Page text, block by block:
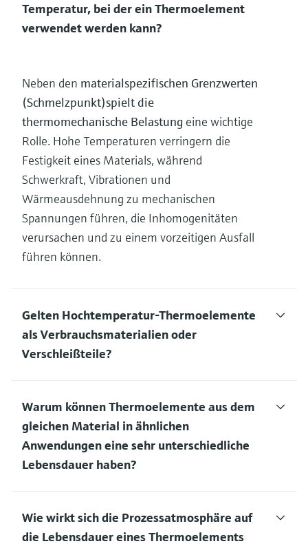
Temperatur, bei der ein Thermoelement
verwendet werden kann?
Neben den materialspezifischen Grenzwerten
(Schmelzpunkt)spielt die
thermomechanische Belastung eine wichtige
Rolle. Hohe Temperaturen verringern die
Festigkeit eines Materials, während
Schwerkraft, Vibrationen und
Wärmeausdehnung zu mechanischen
Spannungen führen, die Inhomogenitäten
verursachen und zu einem vorzeitigen Ausfall
führen können.
Gelten Hochtemperatur-Thermoelemente
als Verbrauchsmaterialien oder
Verschleißteile?
Warum können Thermoelemente aus dem
gleichen Material in ähnlichen
Anwendungen eine sehr unterschiedliche
Lebensdauer haben?
Wie wirkt sich die Prozessatmosphäre auf
die Lebensdauer eines Thermoelements